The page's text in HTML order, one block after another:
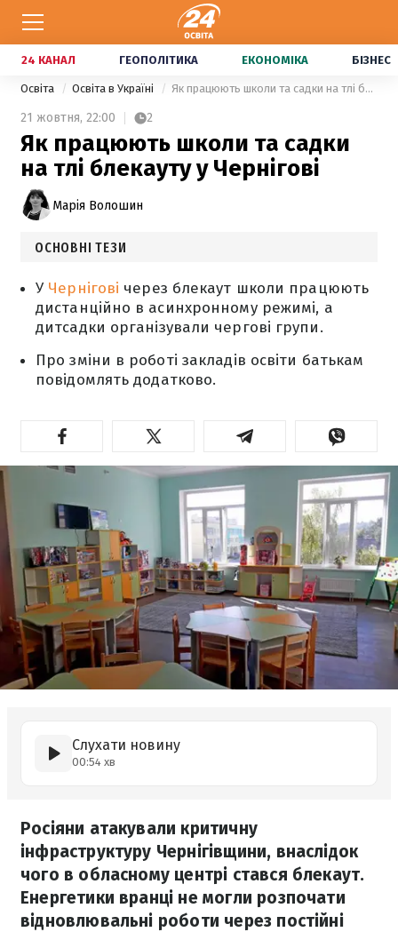
24 КАНАЛ ГЕОПОЛІТИКА ЕКОНОМІКА БІЗНЕС
Освіта Освіта в Україні Як працюють школи та садки на тлі блекауту у Чернігові
21 жовтня, 22:00 2
Як працюють школи та садки
на тлі блекауту у Чернігові
Марія Волошин
ОСНОВНІ ТЕЗИ
У Чернігові через блекаут школи працюють
дистанційно в асинхронному режимі, а
дитсадки організували чергові групи.
Про зміни в роботі закладів освіти батькам
повідомлять додатково.
Слухати новину
00:54 хв
Росіяни атакували критичну
інфраструктуру Чернігівщини, внаслідок
чого в обласному центрі стався блекаут.
Енергетики вранці не могли розпочати
відновлювальні роботи через постійні